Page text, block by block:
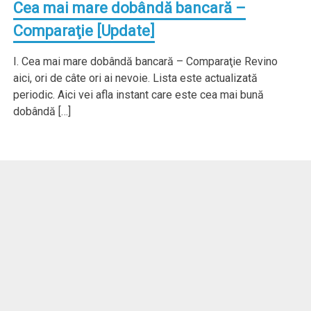
Cea mai mare dobândă bancară –
Comparaţie [Update]
I. Cea mai mare dobândă bancară – Comparaţie Revino
aici, ori de câte ori ai nevoie. Lista este actualizată
periodic. Aici vei afla instant care este cea mai bună
dobândă […]